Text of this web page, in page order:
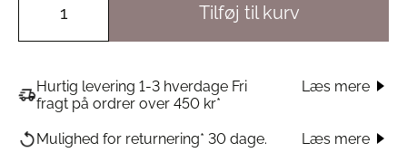
Tilføj til kurv
Hurtig levering 1-3 hverdage Fri
fragt på ordrer over 450 kr*
Læs mere
Mulighed for returnering* 30 dage. Læs mere